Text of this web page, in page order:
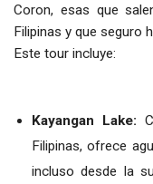
Coron, esas que
Filipinas y que seguro
Este tour incluye:
Kayangan Lake:
Filipinas, ofrece
incluso desde la